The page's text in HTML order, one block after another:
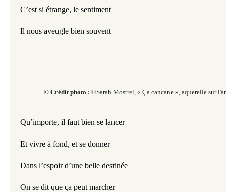
C’est si étrange, le sentiment
Il nous aveugle bien souvent
© Crédit photo : ©Sarah Mostrel, « Ça cancane », aquerelle sur
Qu’importe, il faut bien se lancer
Et vivre à fond, et se donner
Dans l’espoir d’une belle destinée
On se dit que ça peut marcher